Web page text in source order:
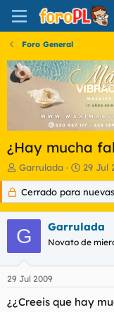
Foro General
¿Hay mucha
I
n
c
i
a
d
o
r
d
l
Garrulada
F
e
c
h
d
e
n
i
29 Jul
Cerrado para
G Garrulada
Novato de
29 Jul 2009
¿¿Creeis que hay